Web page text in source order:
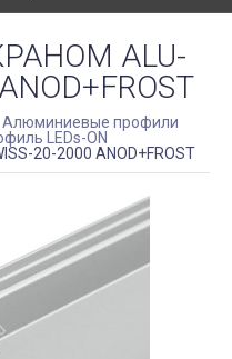
ALU-
Алюминиевые профили
LEDs-ON
20-2000 ANOD+FROST